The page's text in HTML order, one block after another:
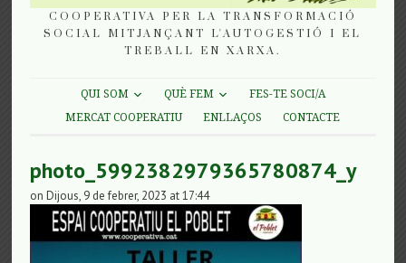
COOPERATIVA PER LA TRANSFORMACIÓ
SOCIAL MITJANÇANT L'AUTOGESTIÓ I EL
TREBALL EN XARXA.
QUI SOM QUÈ FEM
FES-TE SOCI/A
MERCAT COOPERATIU
ENLLAÇOS CONTACTE
photo_5992382979365780874_y
on Dijous, 9 de febrer, 2023 at 17:44